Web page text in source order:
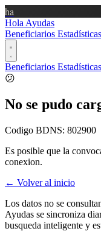
ha
Hola Ayudas
Beneficiarios Estadísticas
Beneficiarios Estadísticas
😕
No se pudo
Codigo BDNS: 802900
Es posible que la
conexion.
← Volver al inicio
Los datos no se
Ayudas se sincroniza
busqueda inteligente y